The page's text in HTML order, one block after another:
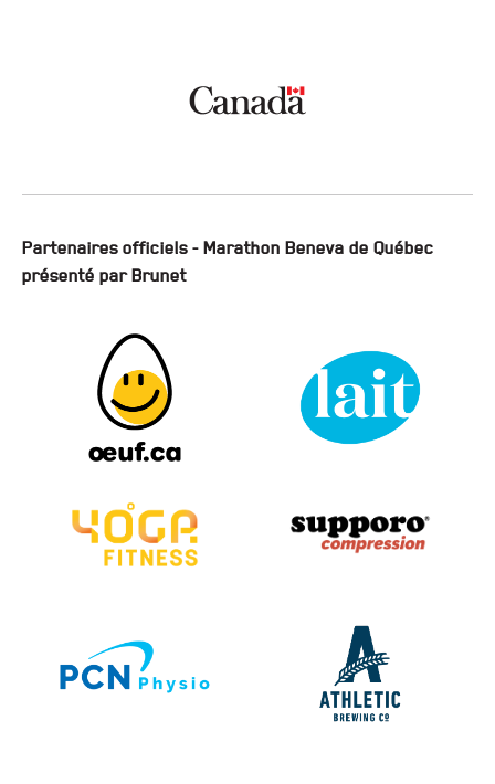
Partenaires officiels - Marathon Beneva de Québec
présenté par Brunet